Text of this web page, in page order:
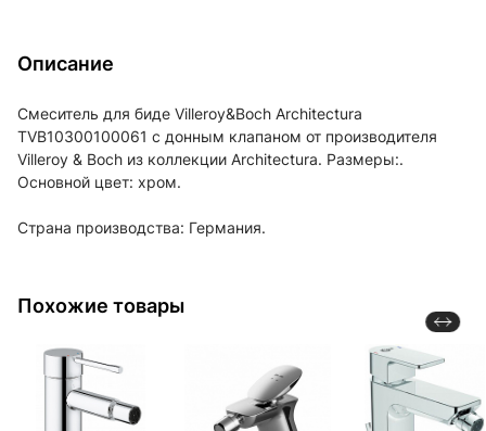
Описание
Смеситель для биде Villeroy&Boch Architectura
TVB10300100061 с донным клапаном от производителя
Villeroy & Boch из коллекции Architectura. Размеры:.
Основной цвет: хром.
Страна производства: Германия.
Похожие товары